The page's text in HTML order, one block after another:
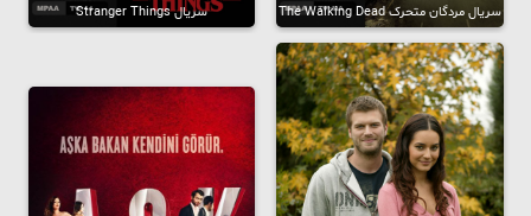
سریال مردگان متحرک The Walking Dead سریال Stranger Things